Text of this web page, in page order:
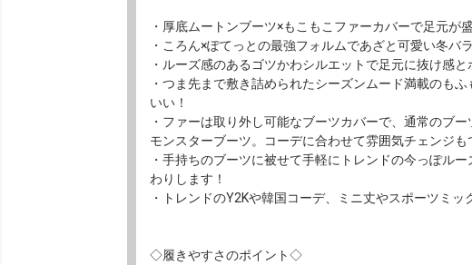
・厚底ムートンブーツ×もこもこファーカバーで足元が
・ころん×ぽてっとの最強フォルムであざと可愛い冬バラ
・ルーズ感のあるゴツかわシルエットで足元に抜け感と
・つま先まで敷き詰められたシーズンムード満載のも
いい！
・ファーは取り外し可能なブーツカバーで、通常のブ
モンスターブーツ。コーデに合わせて雰囲気チェンジも
・手持ちのブーツに被せて手軽にトレンドの今っぽル
わりします！
・トレンドのY2Kや韓国コーデ、ミニ丈やスポーツミッ
◇履きやすさのポイント◇